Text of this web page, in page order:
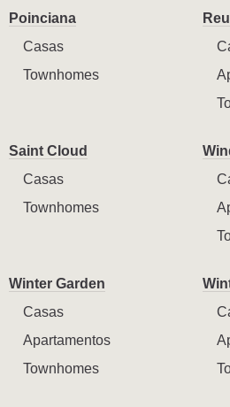
Poinciana
Casas
Townhomes
Saint Cloud
Casas
Townhomes
Winter Garden
Casas
Apartamentos
Townhomes